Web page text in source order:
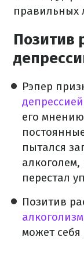
правильных
Позитив
Рэпер
депрессией
его
пытался
перестал
Позитив
алкоголизм
может